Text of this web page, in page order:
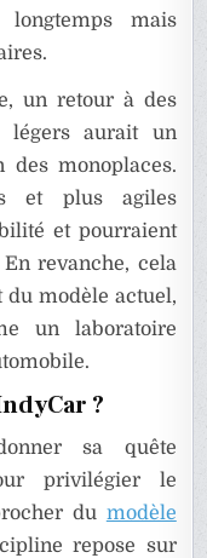
longtemps mais
un retour à des
légers aurait un
monoplaces.
et plus agiles
et pourraient
revanche, cela
modèle actuel,
un laboratoire
?
sa quête
privilégier le
du modèle
repose sur